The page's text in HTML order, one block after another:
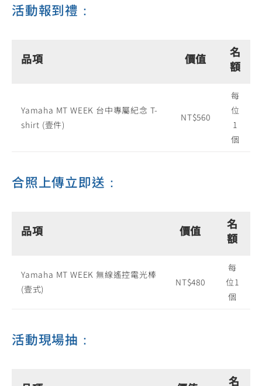
活動報到禮：
品項 價值
名
額
Yamaha MT WEEK 台中專屬紀念 T-
shirt (壹件)
NT$560
每
位
1
個
合照上傳立即送：
品項 價值
名
額
Yamaha MT WEEK 無線遙控電光棒
(壹式)
NT$480
每
位1
個
活動現場抽：
名